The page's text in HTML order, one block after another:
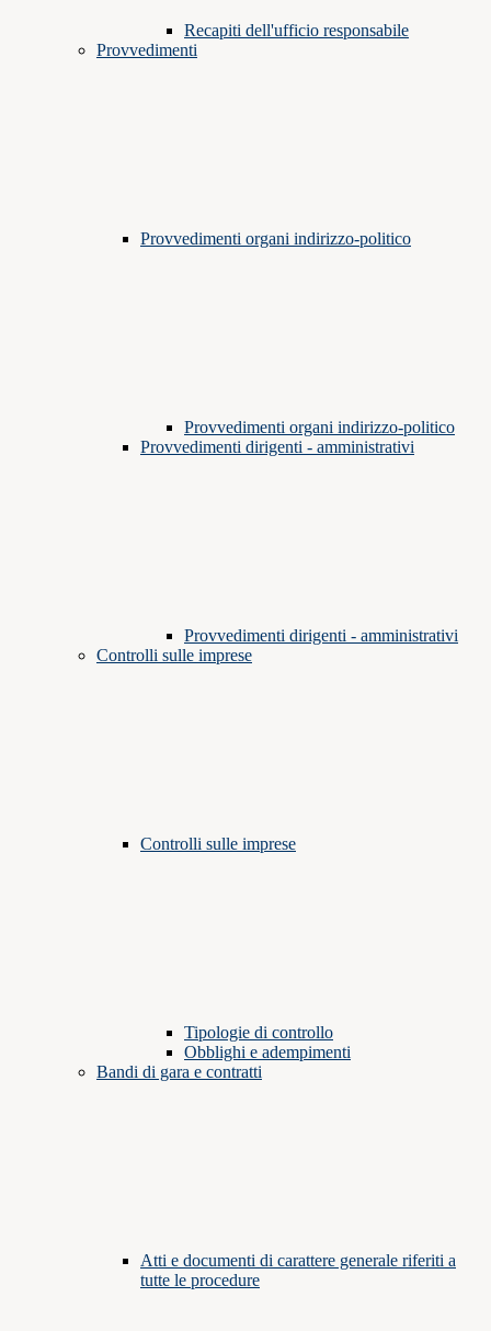
Recapiti dell'ufficio responsabile
Provvedimenti
Provvedimenti organi indirizzo-politico
Provvedimenti organi indirizzo-politico
Provvedimenti dirigenti - amministrativi
Provvedimenti dirigenti - amministrativi
Controlli sulle imprese
Controlli sulle imprese
Tipologie di controllo
Obblighi e adempimenti
Bandi di gara e contratti
Atti e documenti di carattere generale riferiti a
tutte le procedure